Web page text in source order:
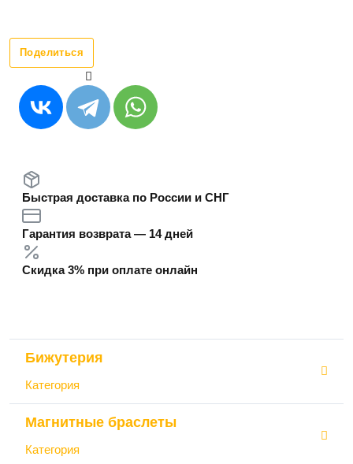
Поделиться
Быстрая доставка по России и СНГ
Гарантия возврата — 14 дней
Скидка 3% при оплате онлайн
Бижутерия
Категория
Магнитные браслеты
Категория